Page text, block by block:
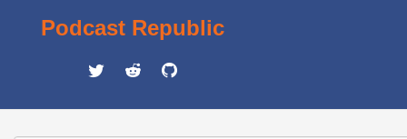
Podcast Republic